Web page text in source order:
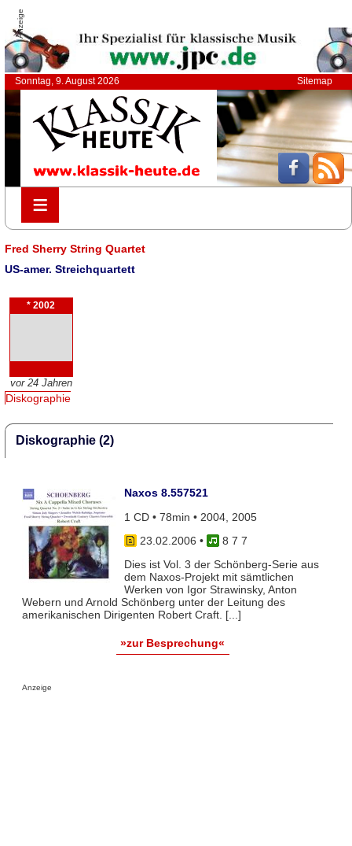
Anzeige
Sonntag, 9. August 2026 Sitemap
≡
≡
Fred Sherry String Quartet
US-amer. Streichquartett
* 2002
vor 24 Jahren
Diskographie
Diskographie (2)
Naxos 8.557521
1 CD • 78min • 2004, 2005
23.02.2006 •
8 7 7
Dies ist Vol. 3 der Schönberg-Serie aus
dem Naxos-Projekt mit sämtlichen
Werken von Igor Strawinsky, Anton
Webern und Arnold Schönberg unter der Leitung des
amerikanischen Dirigenten Robert Craft. [...]
»zur Besprechung«
Anzeige